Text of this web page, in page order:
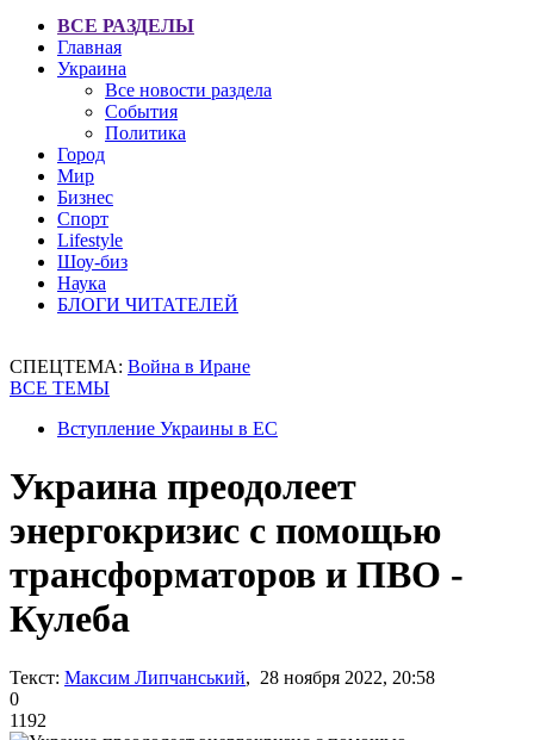
ВСЕ РАЗДЕЛЫ
Главная
Украина
Все новости раздела
События
Политика
Город
Мир
Бизнес
Спорт
Lifestyle
Шоу-биз
Наука
БЛОГИ ЧИТАТЕЛЕЙ
СПЕЦТЕМА: Война в Иране
ВСЕ ТЕМЫ
Вступление Украины в ЕС
Украина преодолеет
энергокризис с помощью
трансформаторов и ПВО -
Кулеба
Текст: Максим Липчанський, 28 ноября 2022, 20:58
0
1192